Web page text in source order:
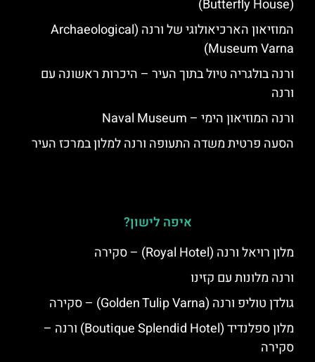
(Butterfly House)
המוזיאון הארכיאולוגי של ורנה (Archaeological
Museum Varna)
ורנה בולגריה טיול בתוך העיר – היכרות ראשונה עם
ורנה
ורנה המוזיאון הימי – Naval Museum
הסעה פרטית משדה התעופה ורנה למלון במרכז העיר
איפה לישון?
מלון רויאל ורנה (Royal Hotel) – סקירה
ורנה מלונות עם קזינו
גולדן טוליפ ורנה (Golden Tulip Varna) – סקירה
מלון ספלנדיד (Boutique Splendid Hotel) ורנה –
סקירה